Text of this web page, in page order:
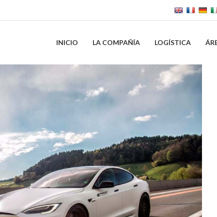
INICIO LA COMPAÑÍA LOGÍSTICA